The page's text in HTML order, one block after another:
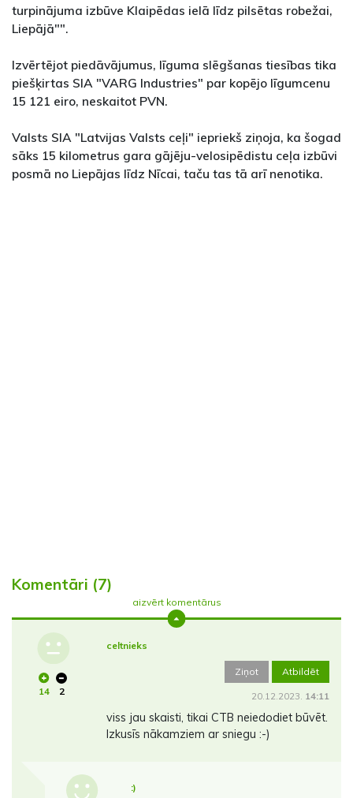
turpinājuma izbūve Klaipēdas ielā līdz pilsētas robežai,
Liepājā"".
Izvērtējot piedāvājumus, līguma slēgšanas tiesības tika
piešķirtas SIA "VARG Industries" par kopējo līgumcenu
15 121 eiro, neskaitot PVN.
Valsts SIA "Latvijas Valsts ceļi" iepriekš ziņoja, ka šogad
sāks 15 kilometrus gara gājēju-velosipēdistu ceļa izbūvi
posmā no Liepājas līdz Nīcai, taču tas tā arī nenotika.
Komentāri (7)
aizvērt komentārus
14 2
celtnieks
Ziņot Atbildēt
20.12.2023. 14:11
viss jau skaisti, tikai CTB neiedodiet būvēt.
Izkusīs nākamziem ar sniegu :-)
:)